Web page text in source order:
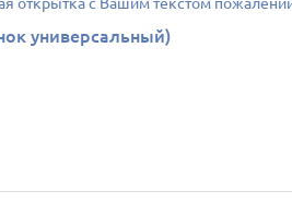
универсальный)